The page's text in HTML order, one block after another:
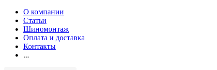
О компании
Статьи
Шиномонтаж
Оплата и доставка
Контакты
...